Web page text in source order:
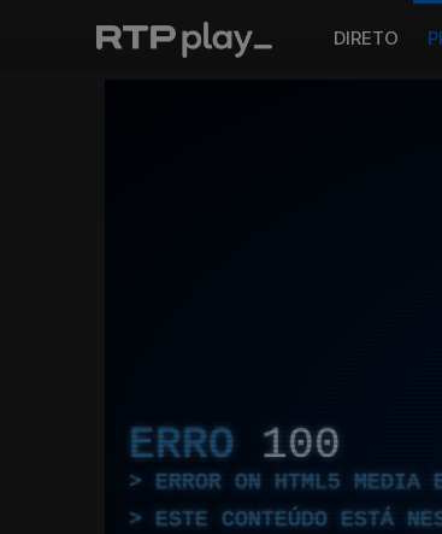
DIRETO
ERRO 100
ERROR ON HTML5 MEDIA
ESTE CONTEÚDO ESTÁ